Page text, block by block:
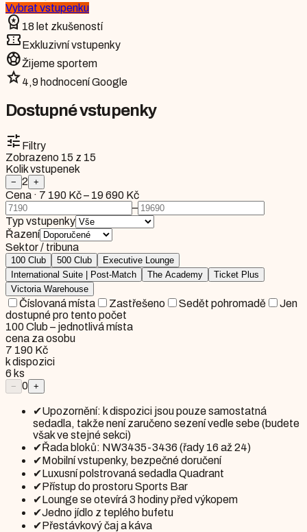
Vybrat vstupenku
workspace_premium 18 let zkušeností
confirmation_numberExkluzivní vstupenky
sports_soccerŽijeme sportem
star4,9 hodnocení Google
Dostupné vstupenky
tune Filtry
Zobrazeno 15 z 15
Kolik vstupenek
− 2 +
Cena · 7 190 Kč– 19 690 Kč
–
Typ vstupenky
Řazení
Sektor / tribuna
100 Club 500 Club
Executive Lounge
International Suite | Post-Match
The Academy
Ticket Plus
Victoria Warehouse
Číslovaná místa Zastřešeno Sedět pohromadě
Jen
dostupné pro tento počet
100 Club – jednotlivá místa
cena za osobu
7 190 Kč
k dispozici
6 ks
− 0 +
✔Upozornění: k dispozici jsou pouze samostatná
sedadla, takže není zaručeno sezení vedle sebe (budete
však ve stejné sekci)
✔Řada bloků: NW3435-3436 (řady 16 až 24)
✔Mobilní vstupenky, bezpečné doručení
✔Luxusní polstrovaná sedadla Quadrant
✔Přístup do prostoru Sports Bar
✔Lounge se otevírá 3 hodiny před výkopem
✔Jedno jídlo z teplého bufetu
✔Přestávkový čaj a káva